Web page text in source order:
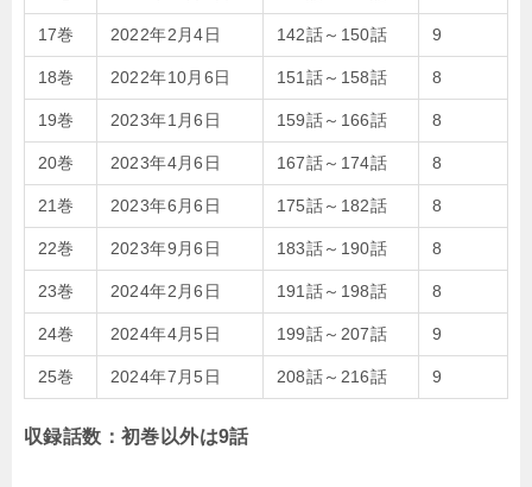
17巻 2022年2月4日 142話～150話 9
18巻 2022年10月6日 151話～158話 8
19巻 2023年1月6日 159話～166話 8
20巻 2023年4月6日 167話～174話 8
21巻 2023年6月6日 175話～182話 8
22巻 2023年9月6日 183話～190話 8
23巻 2024年2月6日 191話～198話 8
24巻 2024年4月5日 199話～207話 9
25巻 2024年7月5日 208話～216話 9
収録話数：初巻以外は9話